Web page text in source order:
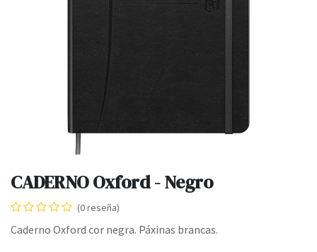
CADERNO Oxford - Negro
(0 reseña)
Caderno Oxford cor negra. Páxinas brancas.